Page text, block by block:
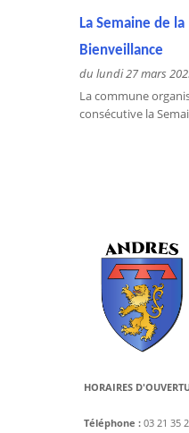
La Semaine de la
Bienveillance
du lundi 27 mars
La commune
consécutive la
HORAIRES
Téléphone : 03 21 35